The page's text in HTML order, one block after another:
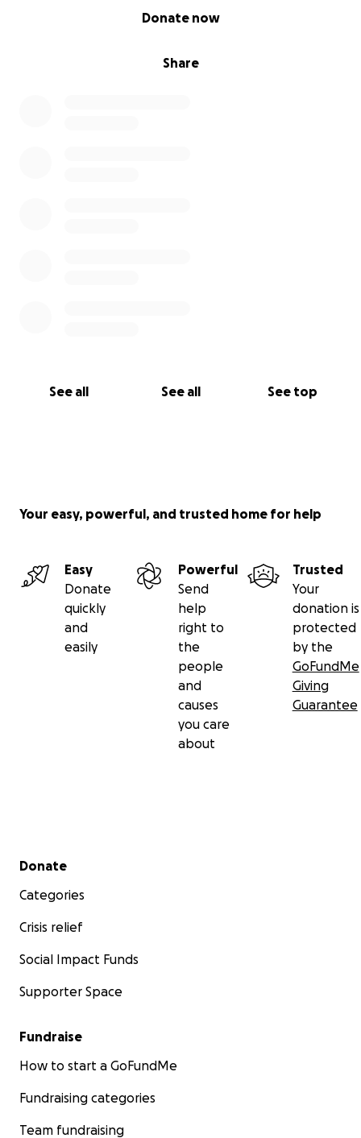
Share
Donate now
See all See all See top
Your easy, powerful, and trusted home for help
Easy
Donate
quickly
and
easily
Powerful
Send
help
right to
the
people
and
causes
you care
about
Trusted
Your
donation is
protected
by the
GoFundMe
Giving
Guarantee
Secondary menu
Donate
Categories
Crisis relief
Social Impact Funds
Supporter Space
Fundraise
How to start a GoFundMe
Fundraising categories
Team fundraising